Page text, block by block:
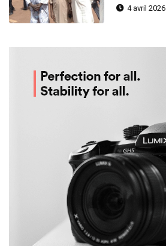
4 avril 2026